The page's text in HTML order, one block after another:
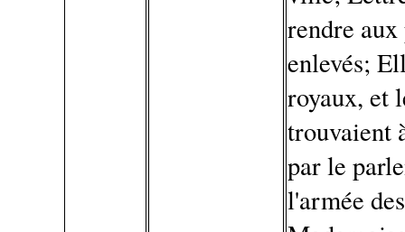
rendre
enlevés;
royaux, et
trouvaient
par le
l'armée